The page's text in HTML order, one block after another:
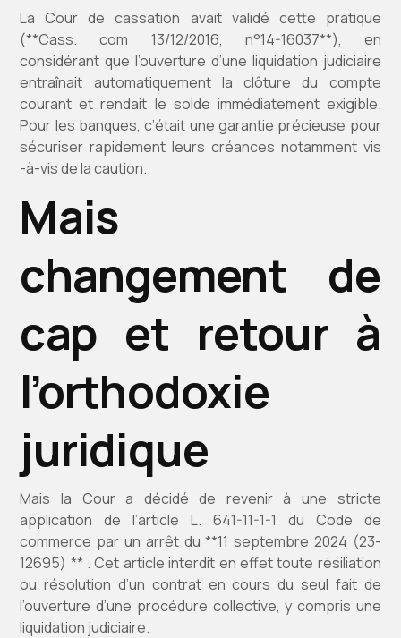
La Cour de cassation avait validé cette pratique
(**Cass. com 13/12/2016, n°14-16037**), en
considérant que l’ouverture d’une liquidation judiciaire
entraînait automatiquement la clôture du compte
courant et rendait le solde immédiatement exigible.
Pour les banques, c’était une garantie précieuse pour
sécuriser rapidement leurs créances notamment vis
-à-vis de la caution.
Mais
changement de
cap et retour à
l’orthodoxie
juridique
Mais la Cour a décidé de revenir à une stricte
application de l’article L. 641-11-1-1 du Code de
commerce par un arrêt du **11 septembre 2024 (23-
12695) ** . Cet article interdit en effet toute résiliation
ou résolution d’un contrat en cours du seul fait de
l’ouverture d’une procédure collective, y compris une
liquidation judiciaire.